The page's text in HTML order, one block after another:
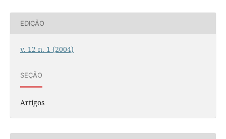
EDIÇÃO
v. 12 n. 1 (2004)
SEÇÃO
Artigos